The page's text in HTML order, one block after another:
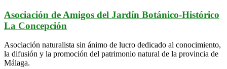
Saltar
al
contenido
Asociación de Amigos del Jardín Botánico-Histórico
La Concepción
Asociación naturalista sin ánimo de lucro dedicado al conocimiento,
la difusión y la promoción del patrimonio natural de la provincia de
Málaga.